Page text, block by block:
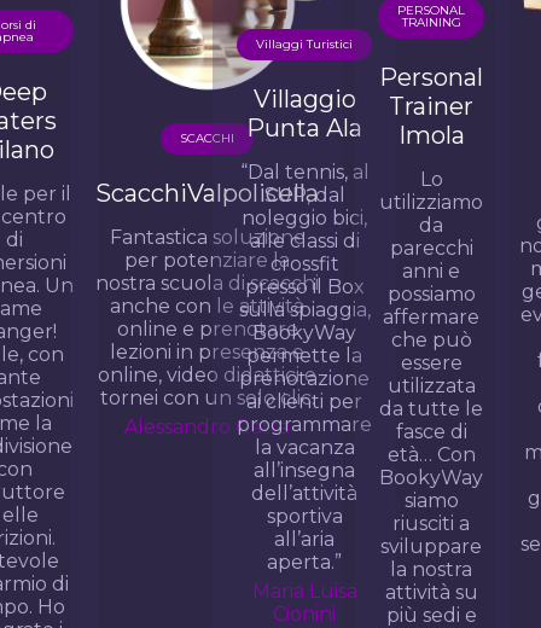
soluzione
potenziare la
scuola di scacchi
con le attività
e prenotare
in presenza e
video didattici e
con un solo clic.
Gatta
Villaggi Turistici
Villaggio
Punta Ala
SUP, dal
alle classi di
crossfit
presso il Box
sulla spiaggia,
BookyWay
permette la
prenotazione
ai clienti per
programmare
PERSONAL
TRAINING
Personal
Trainer
Imola
Lo
utilizziamo
da
parecchi
anni e
possiamo
affermare
che può
essere
utilizzata
da tutte le
fasce di
età… Con
BookyWay
siamo
riusciti a
sviluppare
la nostra
attività su
più sedi e
Libreria
Cirasa
Semplice,
intuitiva,
geniale! Ha
notevolmente
migliorato la
gestione degli
eventi. I clienti
possono
facilmente
prenotarsi
dall’App. Io
posso
monitorare le
iscrizioni e
gestire tutto
in modo
semplicissimo.
Francesca
Adelfio